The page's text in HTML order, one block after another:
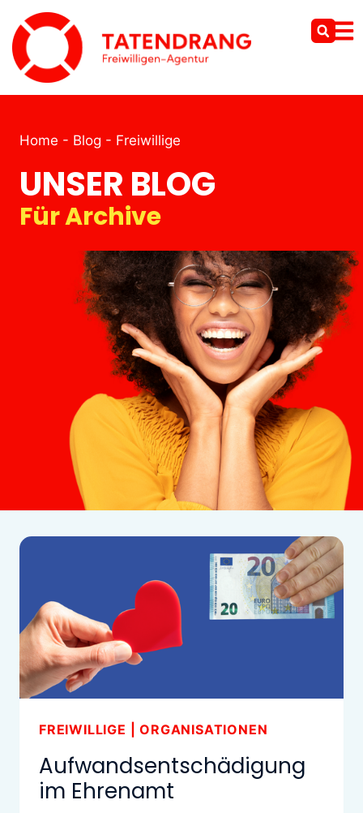
Home - Blog - Freiwillige
UNSER BLOG
FürArchive
FREIWILLIGE |ORGANISATIONEN
Aufwandsentschädigung
im Ehrenamt